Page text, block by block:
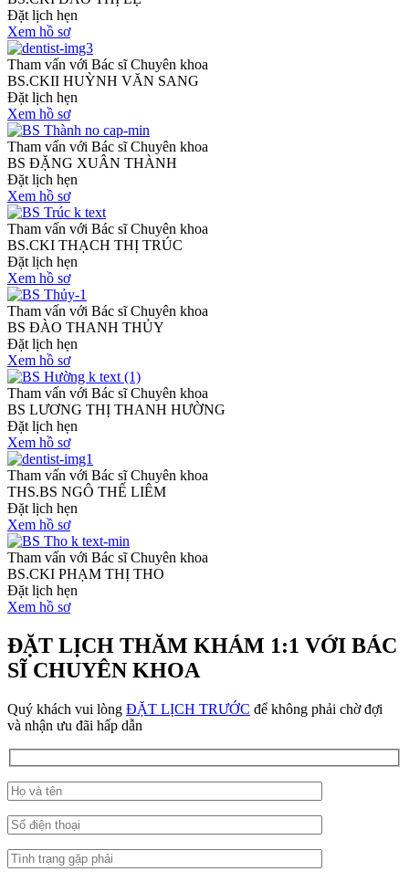
Đặt lịch hẹn
Xem hồ sơ
Tham vấn với Bác sĩ Chuyên khoa
BS.CKII HUỲNH VĂN SANG
Đặt lịch hẹn
Xem hồ sơ
Tham vấn với Bác sĩ Chuyên khoa
BS ĐẶNG XUÂN THÀNH
Đặt lịch hẹn
Xem hồ sơ
Tham vấn với Bác sĩ Chuyên khoa
BS.CKI THẠCH THỊ TRÚC
Đặt lịch hẹn
Xem hồ sơ
Tham vấn với Bác sĩ Chuyên khoa
BS ĐÀO THANH THỦY
Đặt lịch hẹn
Xem hồ sơ
Tham vấn với Bác sĩ Chuyên khoa
BS LƯƠNG THỊ THANH HƯỜNG
Đặt lịch hẹn
Xem hồ sơ
Tham vấn với Bác sĩ Chuyên khoa
THS.BS NGÔ THẾ LIÊM
Đặt lịch hẹn
Xem hồ sơ
Tham vấn với Bác sĩ Chuyên khoa
BS.CKI PHẠM THỊ THO
Đặt lịch hẹn
Xem hồ sơ
ĐẶT LỊCH THĂM KHÁM 1:1 VỚI BÁC
SĨ CHUYÊN KHOA
Quý khách vui lòng ĐẶT LỊCH TRƯỚC để không phải chờ đợi
và nhận ưu đãi hấp dẫn